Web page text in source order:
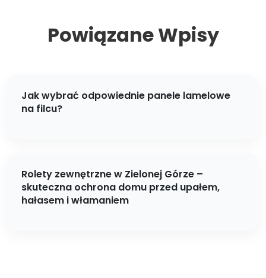
Powiązane Wpisy
Jak wybrać odpowiednie panele lamelowe
na filcu?
Rolety zewnętrzne w Zielonej Górze –
skuteczna ochrona domu przed upałem,
hałasem i włamaniem